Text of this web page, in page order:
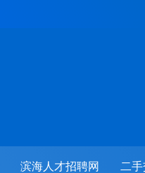
滨海人才招聘网 二